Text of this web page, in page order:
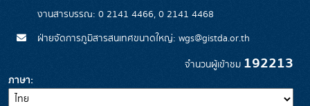
งานสารบรรณ: 0 2141 4466, 0 2141 4468
ฝ่ายจัดการภูมิสารสนเทศขนาดใหญ่: wgs@gistda.or.th
จำนวนผู้เข้าชม 192213
ภาษา